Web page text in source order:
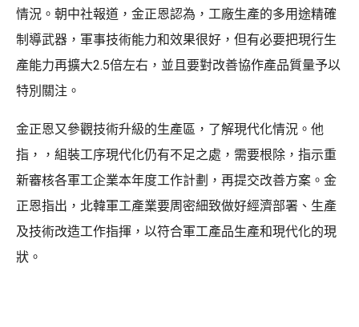
情況。朝中社報道，金正恩認為，工廠生產的多用途精確
制導武器，軍事技術能力和效果很好，但有必要把現行生
產能力再擴大2.5倍左右，並且要對改善協作產品質量予以
特別關注。
金正恩又參觀技術升級的生產區，了解現代化情況。他
指，，組裝工序現代化仍有不足之處，需要根除，指示重
新審核各軍工企業本年度工作計劃，再提交改善方案。金
正恩指出，北韓軍工產業要周密細致做好經濟部署、生產
及技術改造工作指揮，以符合軍工產品生產和現代化的現
狀。